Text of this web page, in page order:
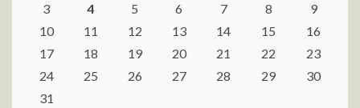
3
4 5 6 7 8
9
10
11 12 13 14 15
16
17
18 19 20 21 22
23
24
25 26 27 28 29
30
31